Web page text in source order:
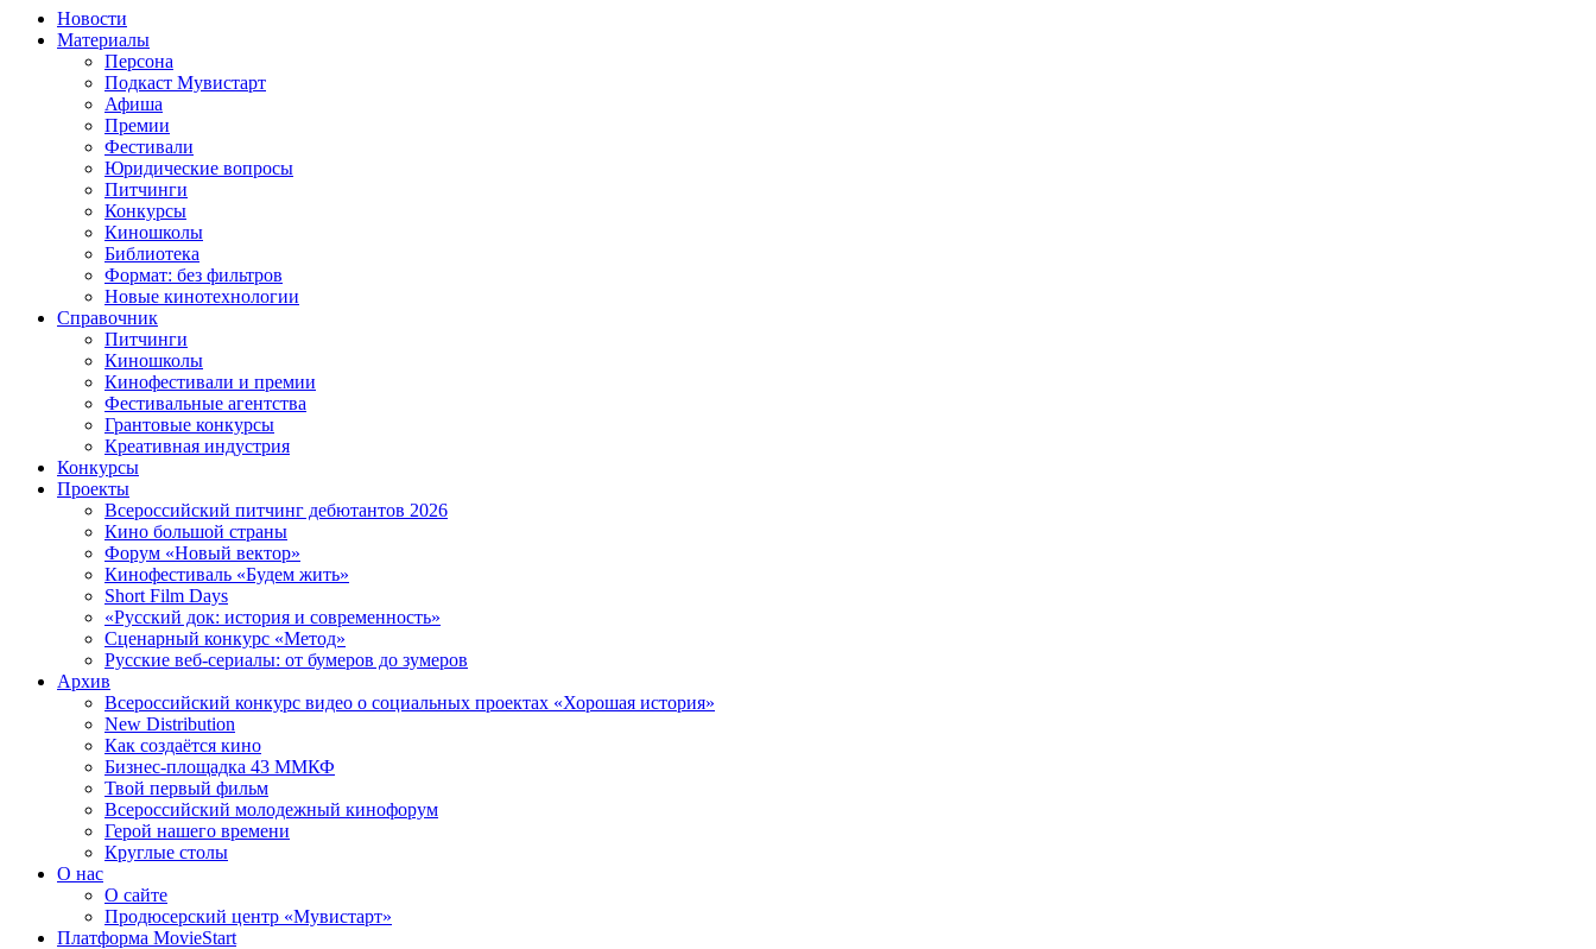
Новости
Материалы
Персона
Подкаст Мувистарт
Афиша
Премии
Фестивали
Юридические вопросы
Питчинги
Конкурсы
Киношколы
Библиотека
Формат: без фильтров
Новые кинотехнологии
Справочник
Питчинги
Киношколы
Кинофестивали и премии
Фестивальные агентства
Грантовые конкурсы
Креативная индустрия
Конкурсы
Проекты
Всероссийский питчинг дебютантов 2026
Кино большой страны
Форум «Новый вектор»
Кинофестиваль «Будем жить»
Short Film Days
«Русский док: история и современность»
Сценарный конкурс «Метод»
Русские веб-сериалы: от бумеров до зумеров
Архив
Всероссийский конкурс видео о социальных проектах «Хорошая история»
New Distribution
Как создаётся кино
Бизнес-площадка 43 ММКФ
Твой первый фильм
Всероссийский молодежный кинофорум
Герой нашего времени
Круглые столы
О нас
О сайте
Продюсерский центр «Мувистарт»
Платформа MovieStart